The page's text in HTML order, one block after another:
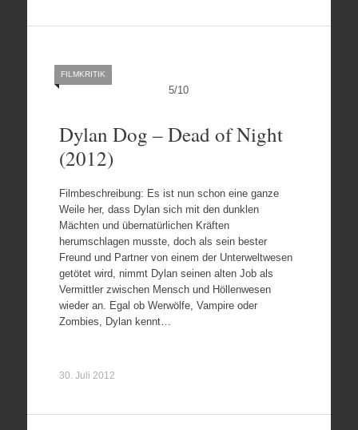
5/10
FILMKRITIK
Dylan Dog – Dead of Night
(2012)
Filmbeschreibung: Es ist nun schon eine ganze
Weile her, dass Dylan sich mit den dunklen
Mächten und übernatürlichen Kräften
herumschlagen musste, doch als sein bester
Freund und Partner von einem der Unterweltwesen
getötet wird, nimmt Dylan seinen alten Job als
Vermittler zwischen Mensch und Höllenwesen
wieder an. Egal ob Werwölfe, Vampire oder
Zombies, Dylan kennt…
30. Juli 2012